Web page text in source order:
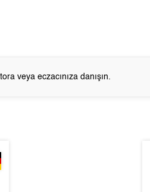
veya eczacınıza danışın.